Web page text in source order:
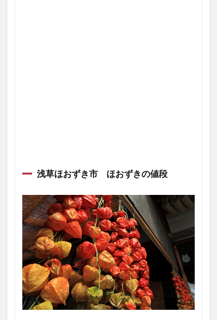
浅草ほおずき市 ほおずきの値段